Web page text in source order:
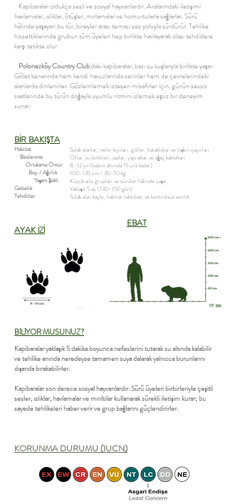
Kapibaralar oldukça sesli ve sosyal hayvanlardır. Aralarındaki iletişimi
havlamalar, ıslıklar, ötüşler, mırlamalar ve homurtularla sağlarlar. Sürü
hâlinde yaşayan bu tür, bireyler arası teması ses yoluyla sürdürür. Tehlike
hissettiklerinde grubun tüm üyeleri hep birlikte havlayarak olası tehditlere
karşı tetikte olur.
Polonezköy Country Club’daki kapibaralar, bazı su kuşlarıyla birlikte yaşar.
Gölet kenarında hem kendi havuzlarında serinler hem de çevrelerindeki
alanlarda dinlenirler. Gözlemlemek isteyen misafirler için, günün sessiz
saatlerinde bu türün doğayla uyumlu ritmini izlemek eşsiz bir deneyim
sunar.
BİR BAKIŞTA
Sulak alanlar, nehir kıyıları, göller, bataklıklar ve taşkın çayırları
Otlar, su bitkileri, sazlar, yapraklar ve ağaç kabukları
8–12 yıl (bakım altında 15 yıla kadar)
100–135 cm / 35–70 kg
Küçük aile grupları ve sürüler hâlinde yaşar.
Yaklaşık 5 ay (130–150 gün)
Sulak alan kaybı, habitat tahribatı ve kontrolsüz avcılık
EBAT
Habitat
Beslenme
Ortalama Ömür
Boy / Ağırlık
Yaşam Şekli
Gebelik
Tehditler
AYAK İZİ
BİLİYOR MUSUNUZ?
Kapibaralar yaklaşık 5 dakika boyunca nefeslerini tutarak su altında kalabilir
ve tehlike anında neredeyse tamamen suya dalarak yalnızca burunlarını
dışarıda bırakabilirler.
Kapibaralar son derece sosyal hayvanlardır. Sürü üyeleri birbirleriyle çeşitli
sesler, ıslıklar, havlamalar ve mırıltılar kullanarak sürekli iletişim kurar; bu
sayede tehlikeleri haber verir ve grup bağlarını güçlendirirler.
KORUNMA DURUMU (IUCN)